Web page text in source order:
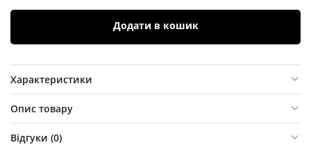
Додати в кошик
Характеристики
Опис товару
Відгуки (0)